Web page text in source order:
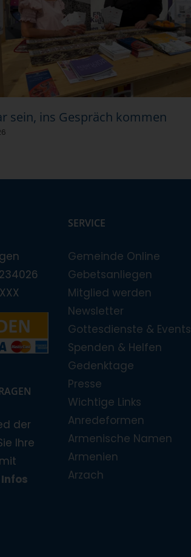
sein, ins Gespräch kommen
der
Ihre
SERVICE
Gemeinde Online
Gebetsanliegen
Mitglied werden
Newsletter
Gottesdienste & Events
Spenden & Helfen
Gedenktage
Presse
Wichtige Links
Anredeformen
Armenische Namen
Armenien
Arzach